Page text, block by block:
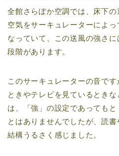
全館さらぽか空調では、床下
空気をサーキュレーターによ
なっていて、この送風の強さ
段階があります。
このサーキュレーターの音で
ときやテレビを見ているとき
は、「強」の設定であっても
とはありませんでしたが、読
結構うるさく感じました。